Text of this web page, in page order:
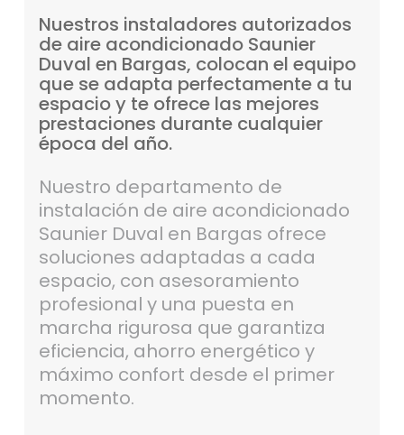
Nuestros instaladores autorizados
de aire acondicionado Saunier
Duval en Bargas, colocan el equipo
que se adapta perfectamente a tu
espacioy te ofrece las mejores
prestaciones durante cualquier
época del año.
Nuestro departamento de
instalación de aire acondicionado
Saunier Duval en Bargas ofrece
soluciones adaptadas a cada
espacio, con asesoramiento
profesional y una puesta en
marcha rigurosa que garantiza
eficiencia, ahorro energético y
máximo confort desde el primer
momento.